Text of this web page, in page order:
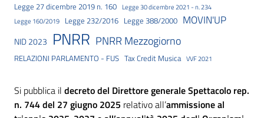
Legge 27 dicembre 2019 n. 160
Legge 30 dicembre 2021 - n. 234
Legge 160/2019
Legge 232/2016 Legge 388/2000 MOVIN'UP
NID 2023 PNRR PNRR Mezzogiorno
RELAZIONI PARLAMENTO - FUS Tax Credit Musica VVF 2021
Si pubblica il decreto del Direttore generale Spettacolo rep.
n. 744 del 27 giugno 2025 relativo all’ammissione al